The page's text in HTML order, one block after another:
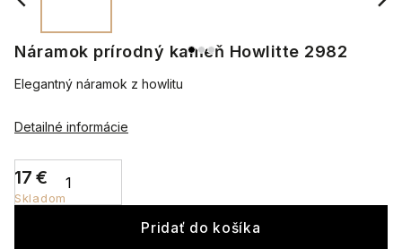
Náramok prírodný kameň Howlitte 2982
17 €
Skladom
Pridať do košíka
Elegantný náramok z howlitu
Detailné informácie